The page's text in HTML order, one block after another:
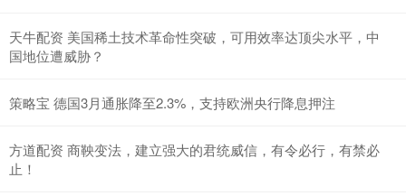
天牛配资 美国稀土技术革命性突破，可用效率达顶尖水平，中
国地位遭威胁？
策略宝 德国3月通胀降至2.3%，支持欧洲央行降息押注
方道配资 商鞅变法，建立强大的君统威信，有令必行，有禁必
止！